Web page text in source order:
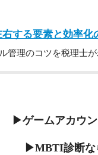
する要素と効率化
理のコツを税理士が
▶ゲームアカウ
▶MBTI診断な